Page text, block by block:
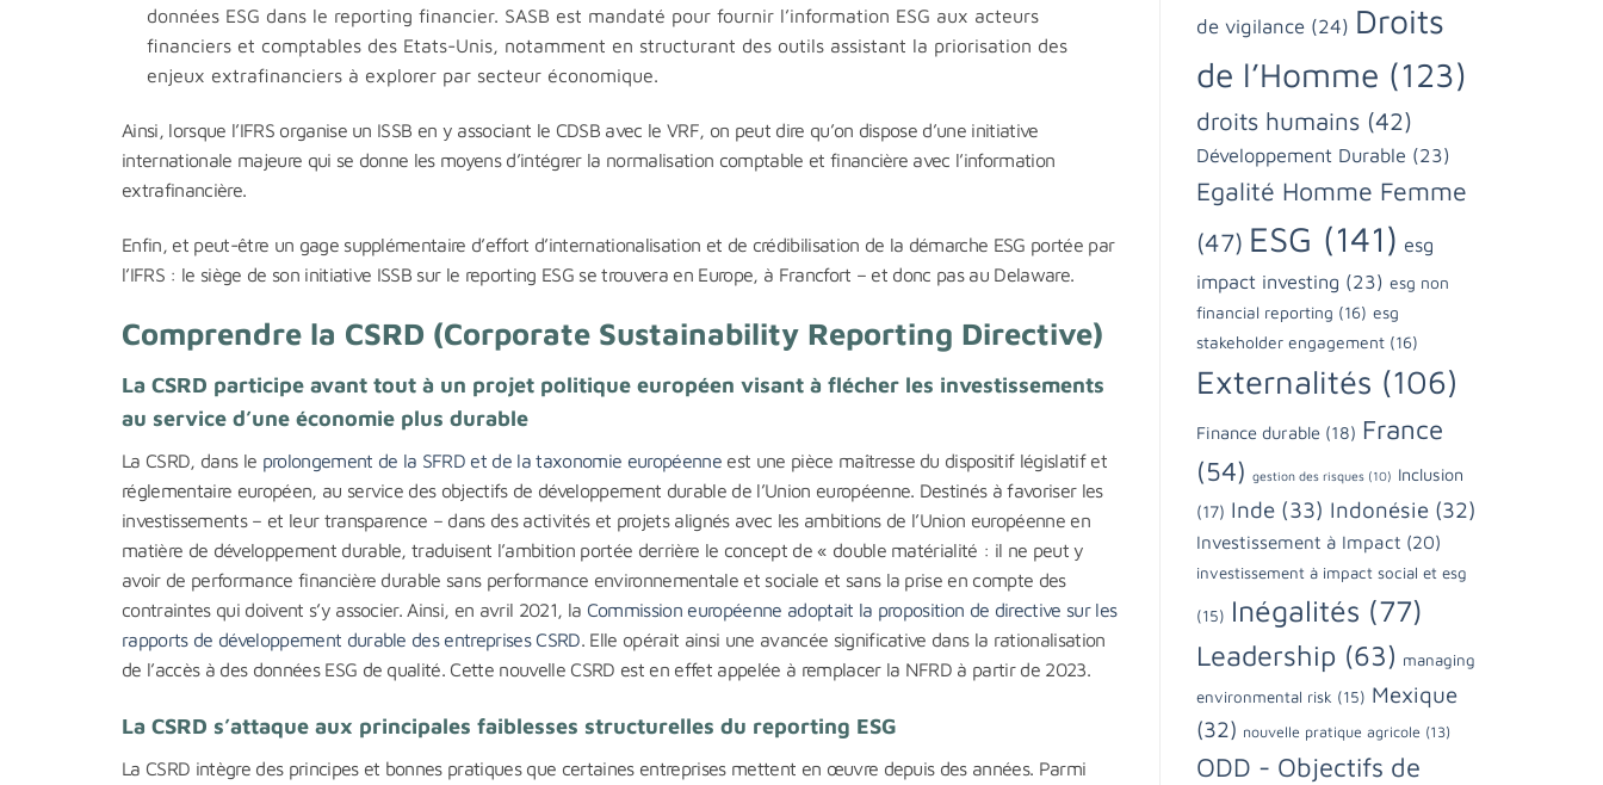
données ESG dans le reporting financier. SASB est mandaté pour fournir l’information ESG aux acteurs
financiers et comptables des Etats-Unis, notamment en structurant des outils assistant la priorisation des
enjeux extrafinanciers à explorer par secteur économique.
Ainsi, lorsque l’IFRS organise un ISSB en y associant le CDSB avec le VRF, on peut dire qu’on dispose d’une initiative
internationale majeure qui se donne les moyens d’intégrer la normalisation comptable et financière avec l’information
extrafinancière.
Enfin, et peut-être un gage supplémentaire d’effort d’internationalisation et de crédibilisation de la démarche ESG portée par
l’IFRS : le siège de son initiative ISSB sur le reporting ESG se trouvera en Europe, à Francfort – et donc pas au Delaware.
Comprendre la CSRD (Corporate Sustainability Reporting Directive)
La CSRD participe avant tout à un projet politique européen visant à flécher les investissements
au service d’une économie plus durable
La CSRD, dans le prolongement de la SFRD et de la taxonomie européenneest une pièce maîtresse du dispositif législatif et
réglementaire européen, au service des objectifs de développement durable de l’Union européenne. Destinés à favoriser les
investissements – et leur transparence – dans des activités et projets alignés avec les ambitions de l’Union européenne en
matière de développement durable, traduisent l’ambition portée derrière le concept de « double matérialité : il ne peut y
avoir de performance financière durable sans performance environnementale et sociale et sans la prise en compte des
contraintes qui doivent s’y associer. Ainsi, en avril 2021, la Commission européenne adoptait la proposition de directive sur les
rapports de développement durable des entreprises CSRD. Elle opérait ainsi une avancée significative dans la rationalisation
de l’accès à des données ESG de qualité. Cette nouvelle CSRD est en effet appelée à remplacer la NFRD à partir de 2023.
La CSRD s’attaque aux principales faiblesses structurelles du reporting ESG
La CSRD intègre des principes et bonnes pratiques que certaines entreprises mettent en œuvre depuis des années. Parmi
de vigilance (24) Droits
de l’Homme (123)
droits humains (42)
Développement Durable (23)
Egalité Homme Femme
(47) ESG (141) esg
impact investing (23) esg non
financial reporting (16) esg
stakeholder engagement (16)
Externalités (106)
Finance durable (18) France
(54) gestion des risques (10) Inclusion
(17) Inde (33) Indonésie (32)
Investissement à Impact (20)
investissement à impact social et esg
(15) Inégalités (77)
Leadership (63) managing
environmental risk (15) Mexique
(32) nouvelle pratique agricole (13)
ODD - Objectifs de